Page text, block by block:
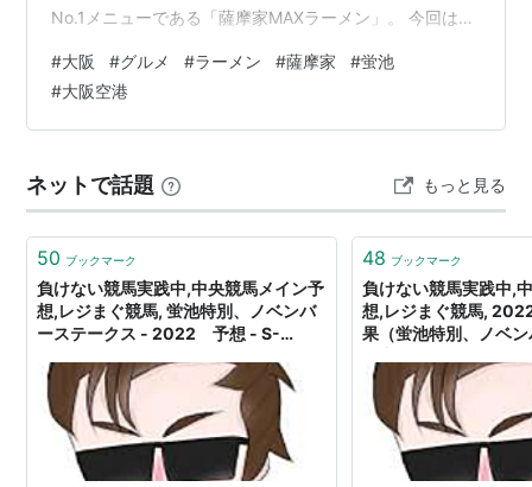
No.1メニューである「薩摩家MAXラーメン」。 今回は、
ニュー、口コミの傾向とあわせて、薩摩家MAXラーメン
を詳しくレビューします。 泡豚醤油ラーメン 薩摩家 本
店の店舗概要 店舗情報 薩摩家の人気と口コミの傾向 泡
ンメニュー 薩摩家MAXラーメン 豚骨醤油ラーメン 極濃
ラーメン 高菜ラ…
#大阪 #グルメ #ラーメン #薩摩家 #蛍池
#大阪空港
ネットで話題 もっと見る
50 ブックマーク
負けない競馬実践中,中央競馬メイン予
想,レジまぐ競馬, 蛍池特別、ノベンバ
ーステークス - 2022 予想 - S-
48 ブックマーク
負けない競馬実践中,
想,レジまぐ競馬,
果（蛍池特別、ノベ